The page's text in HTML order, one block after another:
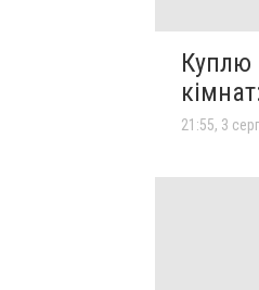
Куплю
21:55, 3